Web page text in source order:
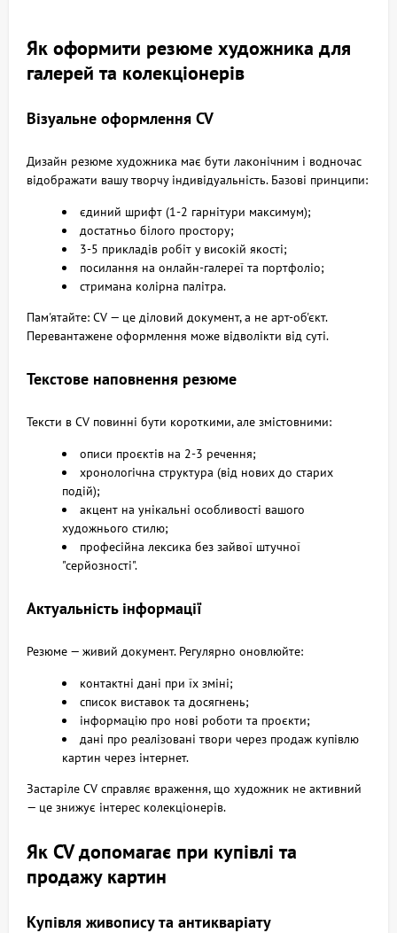
Як оформити резюме художника для
галерей та колекціонерів
Візуальне оформлення CV
Дизайн резюме художника має бути лаконічним і водночас
відображати вашу творчу індивідуальність. Базові принципи:
єдиний шрифт (1-2 гарнітури максимум);
достатньо білого простору;
3-5 прикладів робіт у високій якості;
посилання на онлайн-галереї та портфоліо;
стримана колірна палітра.
Пам'ятайте: CV — це діловий документ, а не арт-об'єкт.
Перевантажене оформлення може відволікти від суті.
Текстове наповнення резюме
Тексти в CV повинні бути короткими, але змістовними:
описи проєктів на 2-3 речення;
хронологічна структура (від нових до старих
подій);
акцент на унікальні особливості вашого
художнього стилю;
професійна лексика без зайвої штучної
"серйозності".
Актуальність інформації
Резюме — живий документ. Регулярно оновлюйте:
контактні дані при їх зміні;
список виставок та досягнень;
інформацію про нові роботи та проєкти;
дані про реалізовані твори через продаж купівлю
картин через інтернет.
Застаріле CV справляє враження, що художник не активний
— це знижує інтерес колекціонерів.
Як CV допомагає при купівлі та
продажу картин
Купівля живопису та антикваріату